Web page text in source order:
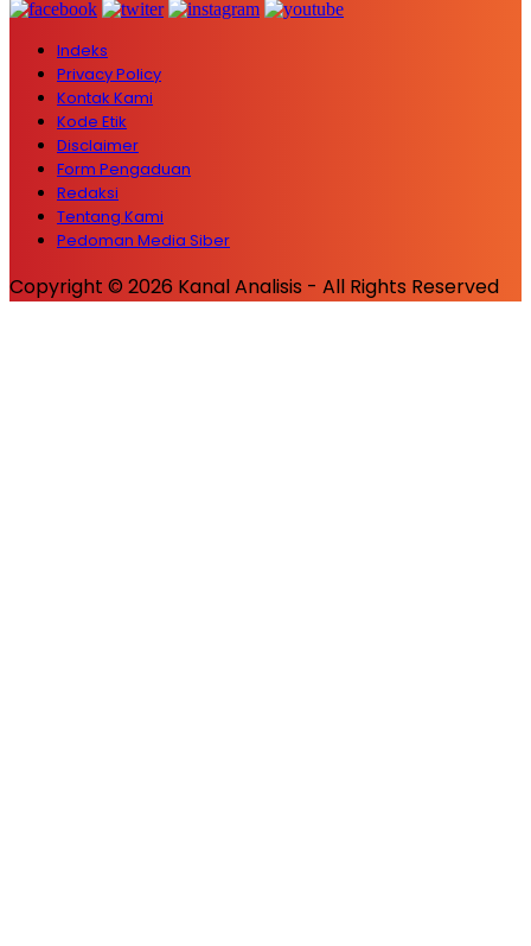
Indeks
Privacy Policy
Kontak Kami
Kode Etik
Disclaimer
Form Pengaduan
Redaksi
Tentang Kami
Pedoman Media Siber
Copyright © 2026 Kanal Analisis - All Rights Reserved